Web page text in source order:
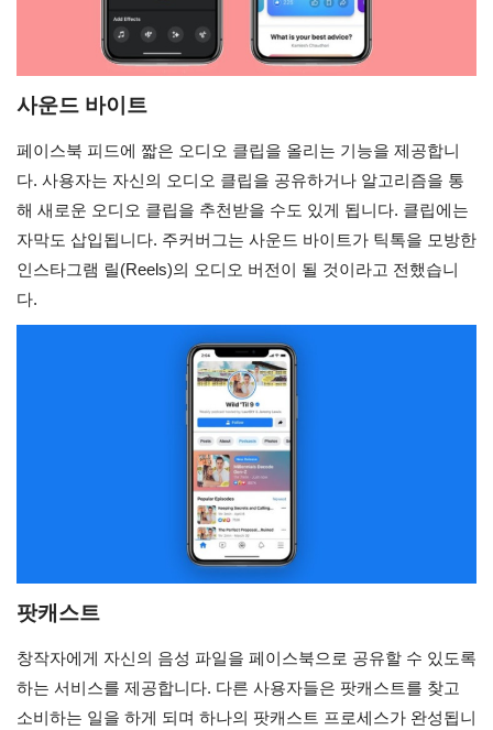
사운드 바이트
페이스북 피드에 짧은 오디오 클립을 올리는 기능을 제공합니
다. 사용자는 자신의 오디오 클립을 공유하거나 알고리즘을 통
해 새로운 오디오 클립을 추천받을 수도 있게 됩니다. 클립에는
자막도 삽입됩니다. 주커버그는 사운드 바이트가 틱톡을 모방한
인스타그램 릴(Reels)의 오디오 버전이 될 것이라고 전했습니
다.
팟캐스트
창작자에게 자신의 음성 파일을 페이스북으로 공유할 수 있도록
하는 서비스를 제공합니다. 다른 사용자들은 팟캐스트를 찾고
소비하는 일을 하게 되며 하나의 팟캐스트 프로세스가 완성됩니